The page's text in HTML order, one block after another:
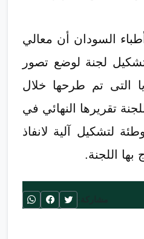
السودان أن معالي
لجنة لوضع تصور
التى تم طرحها خلال
تقريرها النهائي في
لتشكيل آلية لانفاذ
اللجنة.